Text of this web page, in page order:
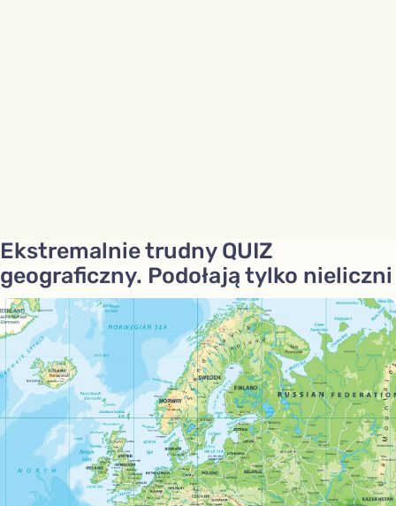
Ekstremalnie trudny QUIZ
geograficzny. Podołają tylko nieliczni